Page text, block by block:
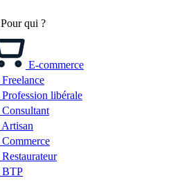
Pour qui ?
E-commerce
Freelance
Profession libérale
Consultant
Artisan
Commerce
Restaurateur
BTP